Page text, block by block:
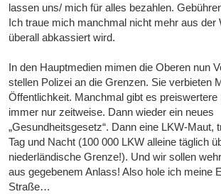
lassen uns/ mich für alles bezahlen.
Ich traue mich manchmal nicht mehr aus der
überall abkassiert wird.
In den Hauptmedien mimen die Oberen nun
stellen Polizei an die Grenzen. Sie verbieten
Öffentlichkeit. Manchmal gibt es
immer nur zeitweise. Dann wieder ein neues
„Gesundheitsgesetz“. Dann eine LKW-Maut,
Tag und Nacht (100 000 LKW alleine täglich
niederländische Grenze!). Und wir sollen
aus gegebenem Anlass! Also hole ich meine
Straße…